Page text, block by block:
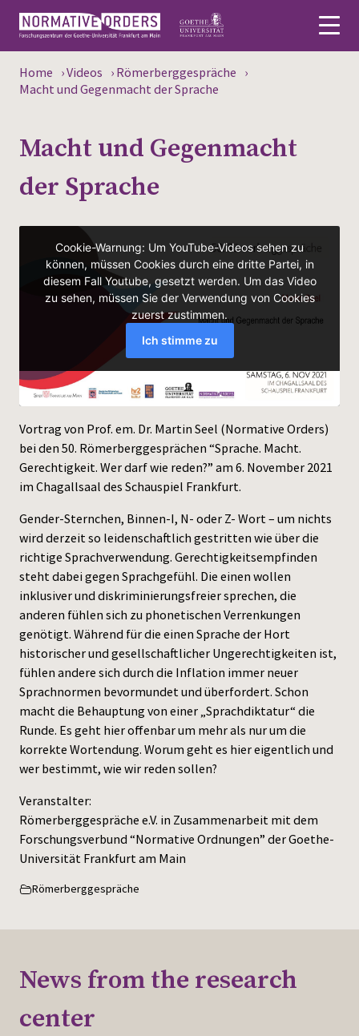
Deutsch
Research
Events
Press
Home ›Videos › Römerberggespräche ›
Macht und Gegenmacht der Sprache
Macht und Gegenmacht
der Sprache
Vortrag von Prof. em. Dr. Martin Seel (Normative Orders)
bei den 50. Römerberggesprächen “Sprache. Macht.
Gerechtigkeit. Wer darf wie reden?” am 6. November 2021
im Chagallsaal des Schauspiel Frankfurt.
Gender-Sternchen, Binnen-I, N- oder Z- Wort – um nichts
wird derzeit so leidenschaftlich gestritten wie über die
richtige Sprachverwendung. Gerechtigkeitsempfinden
steht dabei gegen Sprachgefühl. Die einen wollen
inklusiver und diskriminierungsfreier sprechen, die
anderen fühlen sich zu phonetischen Verrenkungen
genötigt. Während für die einen Sprache der Hort
historischer und gesellschaftlicher Ungerechtigkeiten ist,
fühlen andere sich durch die Inflation immer neuer
Sprachnormen bevormundet und überfordert. Schon
macht die Behauptung von einer „Sprachdiktatur“ die
Runde. Es geht hier offenbar um mehr als nur um die
korrekte Wortendung. Worum geht es hier eigentlich und
wer bestimmt, wie wir reden sollen?
Veranstalter:
Römerberggespräche e.V. in Zusammenarbeit mit dem
Forschungsverbund “Normative Ordnungen” der Goethe-
Universität Frankfurt am Main
Römerberggespräche
News from the research
center